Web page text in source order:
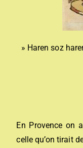
» Haren soz
En Provence on
celle qu’on tirait